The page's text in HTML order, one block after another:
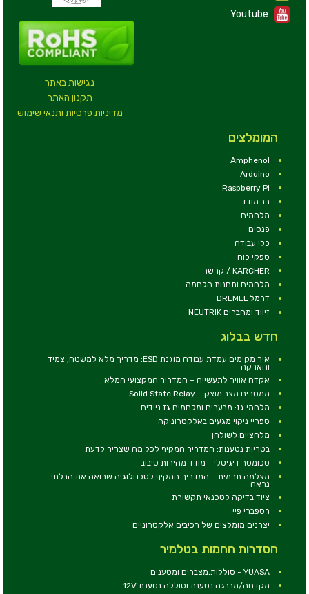
נגישות באתר
תקנון האתר
מדיניות פרטיות ותנאי שימוש
Youtube
המומלצים
Amphenol
Arduino
Raspberry Pi
רב מודד
מלחמים
פנסים
כלי עבודה
ספקי כוח
KARCHER / קרשר
מלחמים ותחנות הלחמה
דרמל DREMEL
זיווד ומחברים NEUTRIK
חדש בבלוג
איך מקימים עמדת עבודה מוגנת ESD: מדריך מלא למשטח, צמיד
והארקה
אקדח אוויר לתעשייה – המדריך המקצועי המלא
ממסרים מצב מוצק – Solid State Relay
מלחמי גז: מבערים ומלחמים גז ניידים
ספריי ניקוי מגעים באלקטרוניקה
מלחציים לשולחן
בטריות נטענות: המדריך המקיף לכל מה שצריך לדעת
טכומטר דיגיטלי - מודד מהירות סיבוב
מצלמה תרמית – המדריך המקיף לטכנולוגיה שרואה את הבלתי
נראה
ציוד בדיקה לטכנאי תקשורת
רספברי פיי
יצרנים מומלצים של רכיבים אלקטרוניים
הסדרות החמות בטלמיר
YUASA - סוללות,מצברים ומטענים
מקדחה/מברגה נטענת וסוללה נטענת 12V